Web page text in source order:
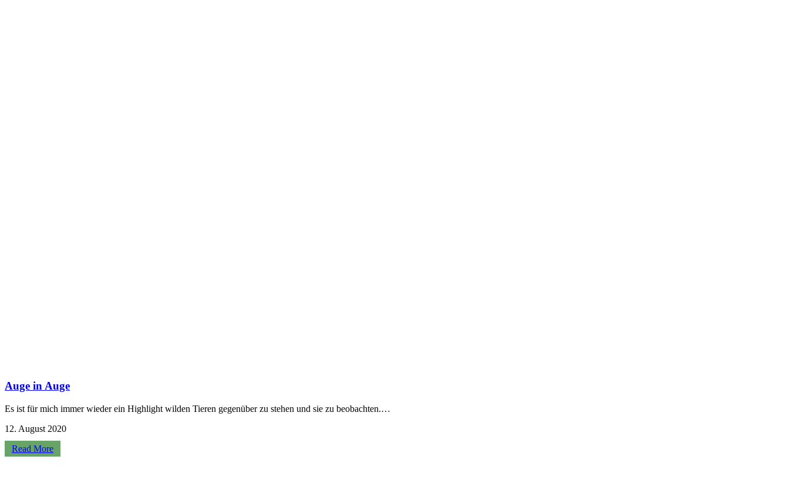
Auge in Auge
Es ist für mich immer wieder ein Highlight wilden Tieren gegenüber zu stehen und sie zu beobachten.…
12. August 2020
Read More